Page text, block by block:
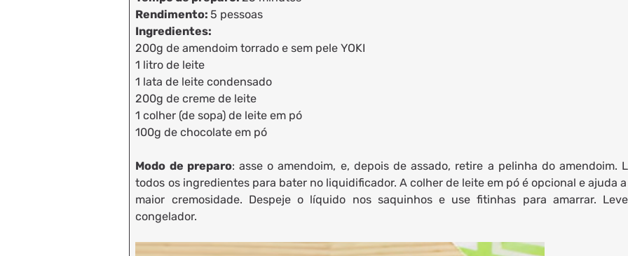
Rendimento:5 pessoas
Ingredientes:
200g de amendoim torrado e sem pele YOKI
1 litro de leite
1 lata de leite condensado
200g de creme de leite
1 colher (de sopa) de leite em pó
100g de chocolate em pó
Modo de preparo: asse o amendoim, e, depois de assado, retire a pelinha do amendoim.
todos os ingredientes para bater no liquidificador. A colher de leite em pó é opcional e ajuda
maior cremosidade. Despeje o líquido nos saquinhos e use fitinhas para amarrar.
congelador.